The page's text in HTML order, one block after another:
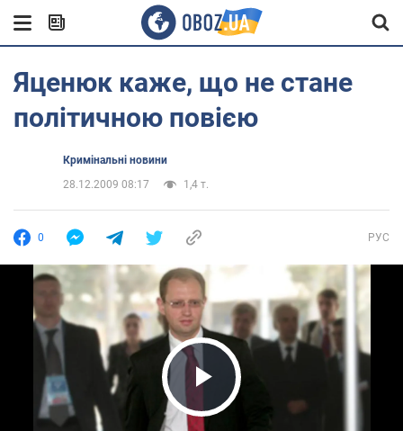
Яценюк каже, що не стане
політичною повією
Кримінальні новини
28.12.2009 08:17
1,4 т.
0 РУС
Play Video